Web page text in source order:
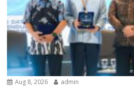
Aug 8, 2026 admin